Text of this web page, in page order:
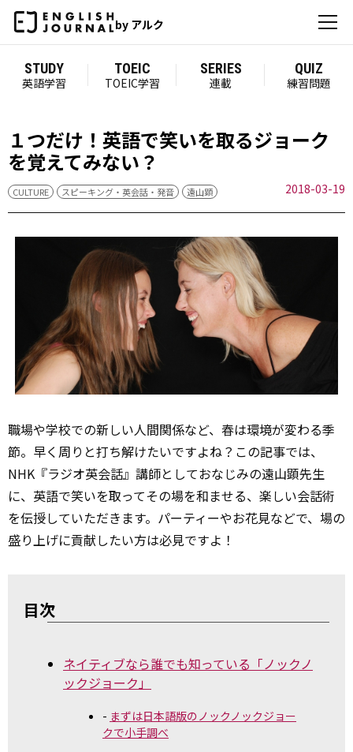
by アルク
STUDY
英語学習
TOEIC
TOEIC学習
SERIES
連載
QUIZ
練習問題
１つだけ！英語で笑いを取るジョーク
を覚えてみない？
CULTURE スピーキング・英会話・発音 遠山顕 2018-03-19
職場や学校での新しい人間関係など、春は環境が変わる季
節。早く周りと打ち解けたいですよね？この記事では、
NHK『ラジオ英会話』講師としておなじみの遠山顕先生
に、 英語で笑いを取ってその場を和ませる、楽しい会話術
を伝授していただきます。パーティーやお花見などで、場の
盛り上げに貢献したい方は必見ですよ！
目次
ネイティブなら誰でも知っている「ノックノ
ックジョーク」
まずは日本語版のノックノックジョー
クで小手調べ